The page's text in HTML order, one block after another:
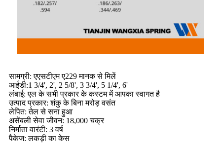
सामग्री: एएसटीएम ए229 मानक से मिलें
आईडी:1 3/4', 2', 2 5/8', 3 3/4', 5 1/4', 6'
लंबाई: एल के सभी प्रकार के कस्टम में आपका स्वागत है
उत्पाद प्रकार: शंकु के बिना मरोड़ वसंत
लेपित: तेल से सना हुआ
असेंबली सेवा जीवन: 18,000 चक्र
निर्माता वारंटी: 3 वर्ष
पैकेज: लकड़ी का केस